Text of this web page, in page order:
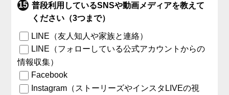
普段利用しているSNSや動画メディアを教えて
ください（3つまで）
LINE（友人知人や家族と連絡）
LINE（フォローしている公式アカウントからの
情報収集）
Facebook
Instagram（ストーリーズやインスタLIVEの視